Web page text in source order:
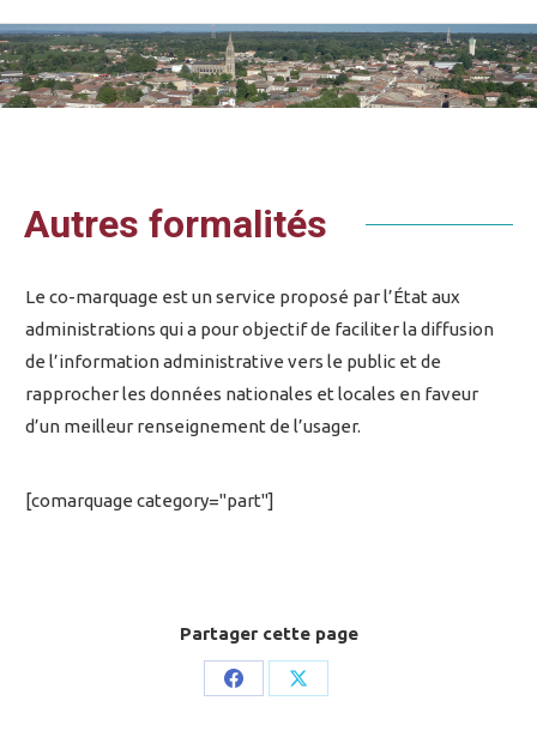
Vous êtes ici :
Autres formalités
Le co-marquage est un service proposé par l’État aux
administrations qui a pour objectif de faciliter la diffusion
de l’information administrative vers le public et de
rapprocher les données nationales et locales en faveur
d’un meilleur renseignement de l’usager.
[comarquage category="part"]
Partager cette page
Share
Share